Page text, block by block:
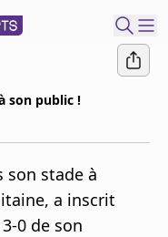
son public !
son stade à
a inscrit
0 de son